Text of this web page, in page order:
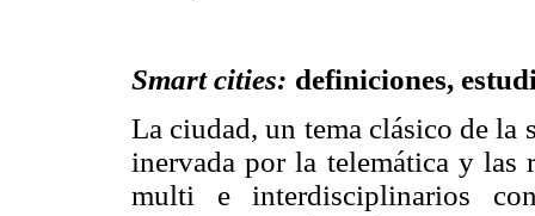
Smart cities: definiciones,
La ciudad, un tema clásico de la
inervada por la telemática y las
multi e interdisciplinarios